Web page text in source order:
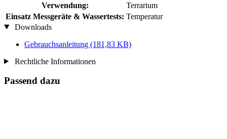
Verwendung:
Terrarium
Einsatz Messgeräte & Wassertests: Temperatur
Downloads
Gebrauchsanleitung (181,83 KB)
Rechtliche Informationen
Passend dazu